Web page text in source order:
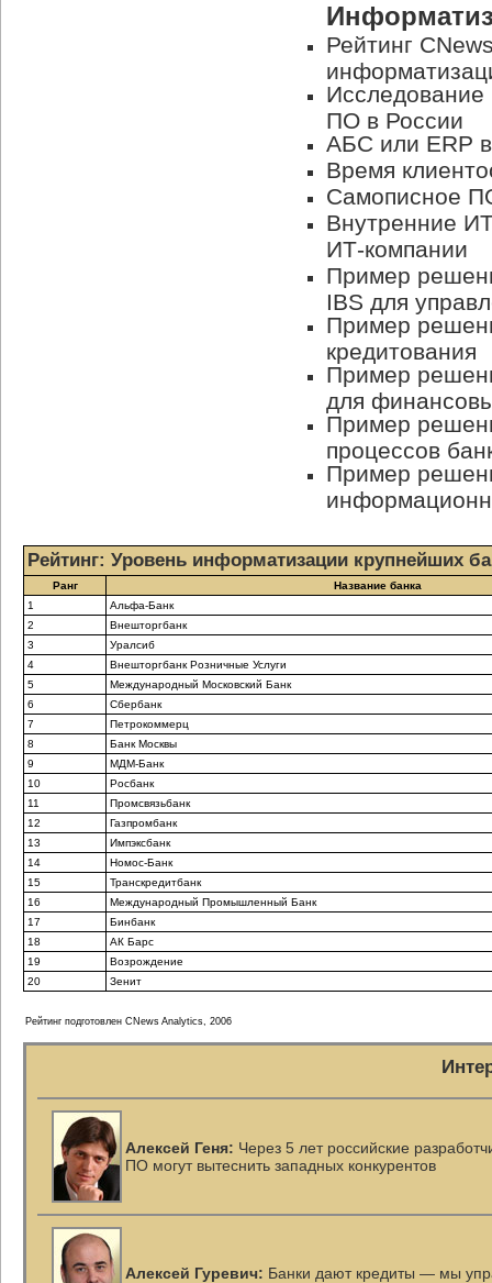
Рейтинг
Исследование
ПО в России
АБС или ERP
Время
Самописное
Внутренние
ИТ-компании
Пример
IBS для
Пример
кредитования
Пример
для
Пример
процессов
Пример
Рейтинг: Уровень информатизации крупнейших
Ранг
Название банка
1
Альфа-Банк
2
Внешторгбанк
3
Уралсиб
4
Внешторгбанк Розничные Услуги
5
Международный Московский Банк
6
Сбербанк
7
Петрокоммерц
8
Банк Москвы
9
МДМ-Банк
10
Росбанк
11
Промсвязьбанк
12
Газпромбанк
13
Импэксбанк
14
Номос-Банк
15
Транскредитбанк
16
Международный Промышленный Банк
17
Бинбанк
18
АК Барс
19
Возрождение
20
Зенит
Рейтинг подготовлен CNews Analytics, 2006
Алексей Геня: Через 5 лет российские
ПО могут вытеснить западных конкурентов
Алексей Гуревич: Банки дают кредиты — мы